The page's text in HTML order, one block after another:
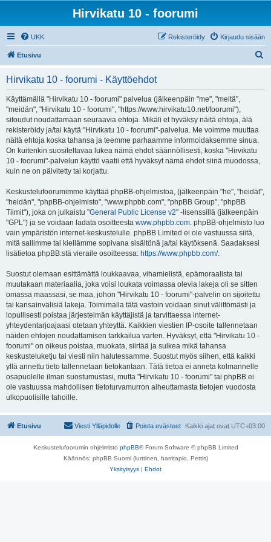
Hirvikatu 10 - foorumi
UKK Kirjaudu sisään
Rekisteröidy
Etusivu
Hirvikatu 10 - foorumi - Käyttöehdot
Käyttämällä "Hirvikatu 10 - foorumi" palvelua (jälkeenpäin "me", "meitä",
"meidän", "Hirvikatu 10 - foorumi", "https://www.hirvikatu10.net/foorumi"),
sitoudut noudattamaan seuraavia ehtoja. Mikäli et hyväksy näitä ehtoja, älä
rekisteröidy ja/tai käytä "Hirvikatu 10 - foorumi"-palvelua. Me voimme muuttaa
näitä ehtoja koska tahansa ja teemme parhaamme informoidaksemme sinua.
On kuitenkin suositeltavaa lukea nämä ehdot säännöllisesti, koska "Hirvikatu
10 - foorumi"-palvelun käyttö vaatii että hyväksyt nämä ehdot siinä muodossa,
kuin ne on päivitetty tai korjattu.
Keskustelufoorumimme käyttää phpBB-ohjelmistoa, (jälkeenpäin "he", "heidät",
"heidän", "phpBB-ohjelmisto", "www.phpbb.com", "phpBB Group", "phpBB
Tiimit"), joka on julkaistu "General Public License v2" -lisenssillä (jälkeenpäin
"GPL") ja se voidaan ladata osoitteesta www.phpbb.com. phpBB-ohjelmisto luo
vain ympäristön internet-keskustelulle. phpBB Limited ei ole vastuussa siitä,
mitä sallimme tai kiellämme sopivana sisältönä ja/tai käytöksenä. Saadaksesi
lisätietoa phpBB:stä vieraile osoitteessa: https://www.phpbb.com/.
Suostut olemaan esittämättä loukkaavaa, vihamielistä, epämoraalista tai
muutakaan materiaalia, joka voisi loukata voimassa olevia lakeja oli se sitten
omassa maassasi, se maa, johon "Hirvikatu 10 - foorumi"-palvelin on sijoitettu
tai kansainvälisiä lakeja. Toimimalla tätä vastoin voidaan sinut välittömästi ja
lopullisesti poistaa järjestelmän käyttäjistä ja tarvittaessa internet-
yhteydentarjoajaasi otetaan yhteyttä. Kaikkien viestien IP-osoite tallennetaan
näiden ehtojen noudattamisen tarkkailua varten. Hyväksyt, että "Hirvikatu 10 -
foorumi" on oikeus poistaa, muokata, siirtää ja sulkea mikä tahansa
keskusteluketju tai viesti niin halutessamme. Suostut myös siihen, että kaikki
yllä annettu tieto tallennetaan tietokantaan. Tätä tietoa ei anneta kolmannelle
osapuolelle ilman suostumustasi, mutta "Hirvikatu 10 - foorumi" tai phpBB ei
ole vastuussa mahdollisen tietoturvamurron aiheuttamasta tietojen vuodosta
ulkopuolisille tahoille.
Etusivu Kaikki ajat ovat UTC+03:00
Poista evästeet
Viesti Ylläpidolle
Keskustelufoorumin ohjelmisto phpBB® Forum Software © phpBB Limited
Käännös: phpBB Suomi (lurttinen, harritapio, Pettis)
Yksityisyys | Ehdot